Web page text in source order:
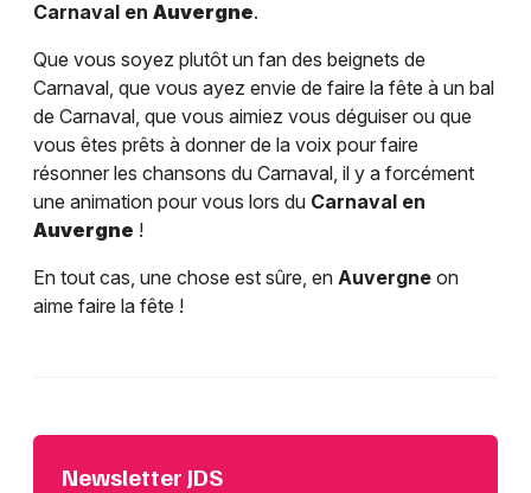
Carnaval en Auvergne.
Que vous soyez plutôt un fan des beignets de
Carnaval, que vous ayez envie de faire la fête à un bal
de Carnaval, que vous aimiez vous déguiser ou que
vous êtes prêts à donner de la voix pour faire
résonner les chansons du Carnaval, il y a forcément
une animation pour vous lors du Carnaval en
Auvergne !
En tout cas, une chose est sûre, en Auvergne on
aime faire la fête !
Newsletter JDS